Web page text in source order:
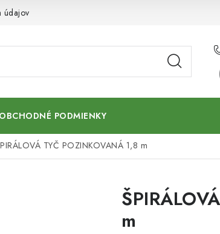
údajov
OBCHODNÉ PODMIENKY
TYČ POZINKOVANÁ 1,8 m
m